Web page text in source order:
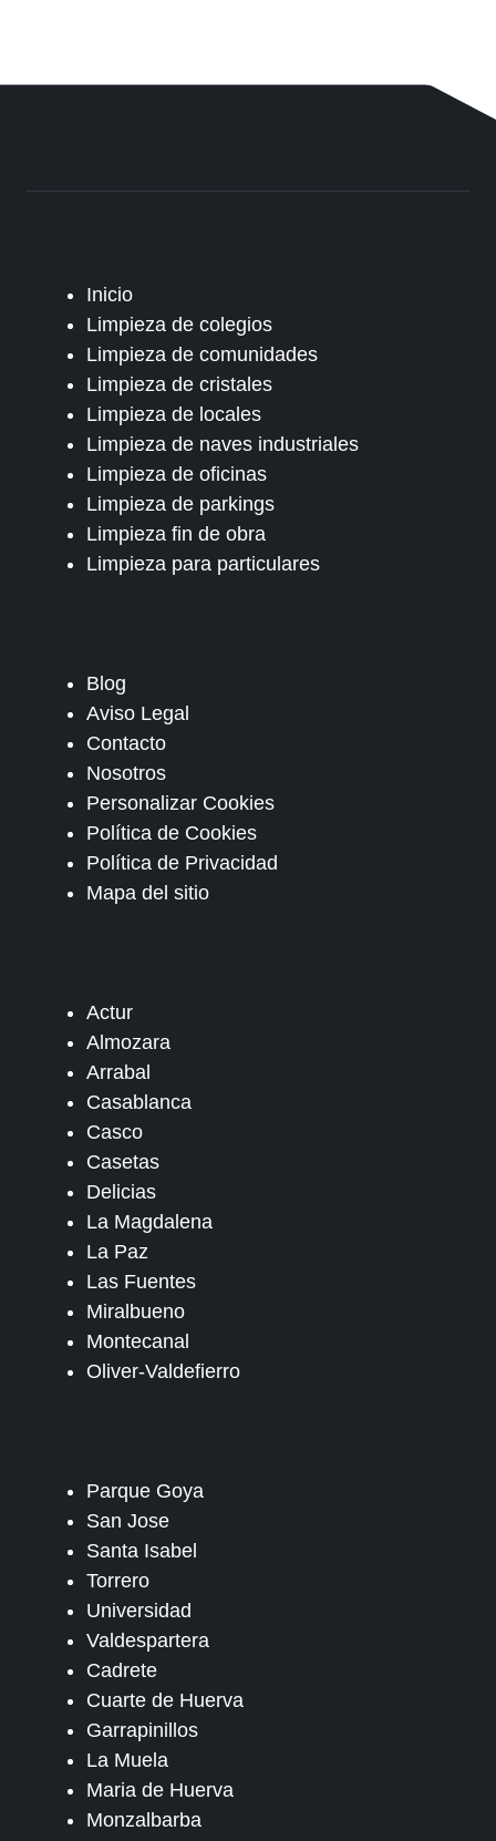
Inicio
Limpieza de colegios
Limpieza de comunidades
Limpieza de cristales
Limpieza de locales
Limpieza de naves industriales
Limpieza de oficinas
Limpieza de parkings
Limpieza fin de obra
Limpieza para particulares
Blog
Aviso Legal
Contacto
Nosotros
Personalizar Cookies
Política de Cookies
Política de Privacidad
Mapa del sitio
Actur
Almozara
Arrabal
Casablanca
Casco
Casetas
Delicias
La Magdalena
La Paz
Las Fuentes
Miralbueno
Montecanal
Oliver-Valdefierro
Parque Goya
San Jose
Santa Isabel
Torrero
Universidad
Valdespartera
Cadrete
Cuarte de Huerva
Garrapinillos
La Muela
Maria de Huerva
Monzalbarba